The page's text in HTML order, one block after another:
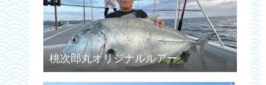
桃次郎丸オリジナルルアー